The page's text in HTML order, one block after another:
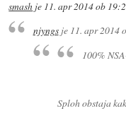
smash je 11. apr 2014 ob
njyngsje 11. apr 2014
100%
Sploh obstaja